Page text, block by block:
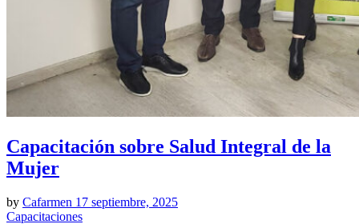
Capacitación sobre Salud Integral de la
Mujer
by Cafarmen 17 septiembre, 2025
Capacitaciones